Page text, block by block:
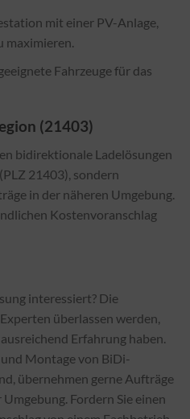
mit einer PV-Anlage,
maximieren.
Fahrzeuge für das
(21403)
bidirektionale Ladelösungen
21403), sondern
in der näheren Umgebung.
Kostenvoranschlag
interessiert? Die
überlassen werden,
Erfahrung haben.
Montage von BiDi-
übernehmen gerne Aufträge
Fordern Sie einen